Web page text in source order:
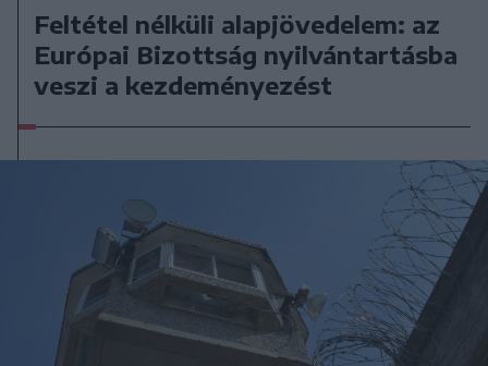
Feltétel nélküli alapjövedelem: az
Európai Bizottság nyilvántartásba
veszi a kezdeményezést